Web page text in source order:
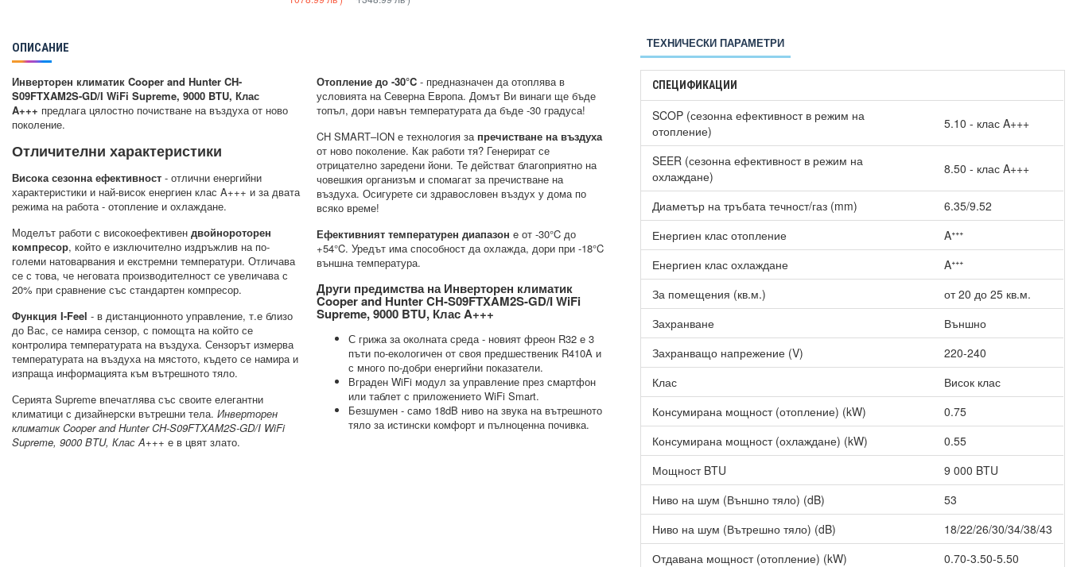
ОПИСАНИЕ
Инверторен климатик Cooper and Hunter CH-
S09FTXAM2S-GD/I WiFi Supreme, 9000 BTU, Клас
A+++ предлага цялостно почистване на въздуха от ново
поколение.
Отличителни характеристики
Висока сезонна ефективност - отлични енергийни
характеристики и най-висок енергиен клас A+++ и за двата
режима на работа - отопление и охлаждане.
Моделът работи с високоефективен двойнороторен
компресор, който е изключително издръжлив на по-
големи натоварвания и екстремни температури. Отличава
се с това, че неговата производителност се увеличава с
20% при сравнение със стандартен компресор.
Функция I-Feel - в дистанционното управление, т.е близо
до Вас, се намира сензор, с помощта на който се
контролира температурата на въздуха. Сензорът измерва
температурата на въздуха на мястото, където се намира и
изпраща информацията към вътрешното тяло.
Серията Supreme впечатлява със своите елегантни
климатици с дизайнерски вътрешни тела. Инверторен
климатик Cooper and Hunter CH-S09FTXAM2S-GD/I WiFi
Supreme, 9000 BTU, Клас A+++ е в цвят злато.
Отопление до -30°C- предназначен да отоплява в
условията на Северна Европа. Домът Ви винаги ще бъде
топъл, дори навън температурата да бъде -30 градуса!
CH SMART–ION е технология за пречистване на въздуха
от ново поколение. Как работи тя? Генерират се
отрицателно заредени йони. Те действат благоприятно на
човешкия организъм и спомагат за пречистване на
въздуха. Осигурете си здравословен въздух у дома по
всяко време!
Ефективният температурен диапазон e от -30°C до
+54°C. Уредът има способност да охлажда, дори при -18°C
външна температура.
Други предимства на Инверторен климатик
Cooper and Hunter CH-S09FTXAM2S-GD/I WiFi
Supreme, 9000 BTU, Клас A+++
С грижа за околната среда - новият фреон R32 е 3
пъти по-екологичен от своя предшественик R410A и
с много по-добри енергийни показатели.
Вграден WiFi модул за управление през смартфон
или таблет с приложението WiFi Smart.
Безшумен - само 18dB ниво на звука на вътрешното
тяло за истински комфорт и пълноценна почивка.
ТЕХНИЧЕСКИ ПАРАМЕТРИ
СПЕЦИФИКАЦИИ
SCOP (сезонна ефективност в режим на
отопление)
5.10 - клас A+++
SEER (сезонна ефективност в режим на
охлаждане)
8.50 - клас A+++
Диаметър на тръбата течност/газ (mm)
6.35/9.52
Енергиен клас отопление
Aᐩᐩᐩ
Енергиен клас охлаждане
Aᐩᐩᐩ
За помещения (кв.м.)
от 20 до 25 кв.м.
Захранване
Външно
Захранващо напрежение (V)
220-240
Клас
Висок клас
Консумирана мощност (отопление) (kW)
0.75
Консумирана мощност (охлаждане) (kW)
0.55
Мощност BTU
9 000 BTU
Ниво на шум (Външно тяло) (dB)
53
Ниво на шум (Вътрешно тяло) (dB)
18/22/26/30/34/38/43
Отдавана мощност (отопление) (kW)
0.70-3.50-5.50